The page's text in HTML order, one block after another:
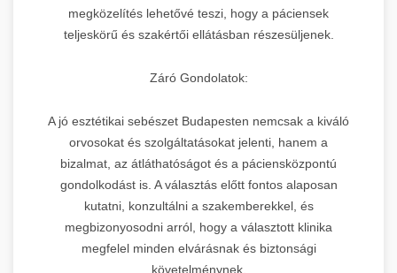
megközelítés lehetővé teszi, hogy a páciensek
teljeskörű és szakértői ellátásban részesüljenek.
Záró Gondolatok:
A jó esztétikai sebészet Budapesten nemcsak a kiváló
orvosokat és szolgáltatásokat jelenti, hanem a
bizalmat, az átláthatóságot és a páciensközpontú
gondolkodást is. A választás előtt fontos alaposan
kutatni, konzultálni a szakemberekkel, és
megbizonyosodni arról, hogy a választott klinika
megfelel minden elvárásnak és biztonsági
követelménynek.